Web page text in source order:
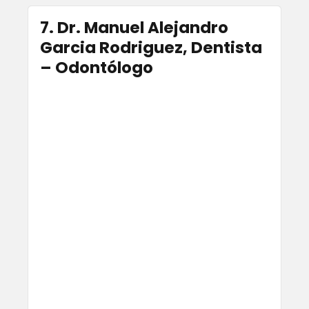
7. Dr. Manuel Alejandro
Garcia Rodriguez, Dentista
– Odontólogo